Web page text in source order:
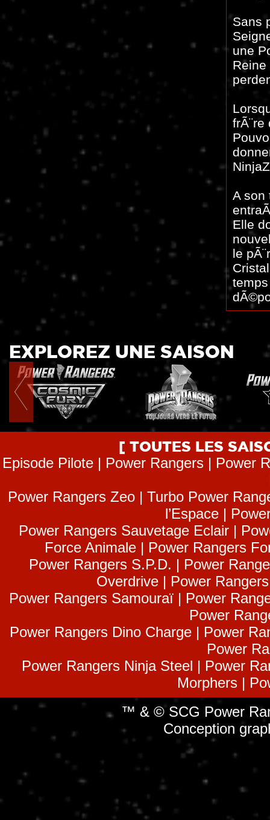
Sans
une
A son
Elle
le
EXPLOREZ UNE SAISON
[ TOUTES LES
Episode Pilote | Power Rangers | Power
Power Rangers Zeo | Turbo Power
l’Espace |
Power Rangers Sauvetage Eclair |
Force Animale | Power Rangers
Power Rangers S.P.D. | Power
Overdrive | Power
Power Rangers Samouraï | Power
Power
Power Rangers Dino Charge | Power
Power
Power Rangers Ninja Steel | Power
Morphers |
™ & © SCG Power
Conception